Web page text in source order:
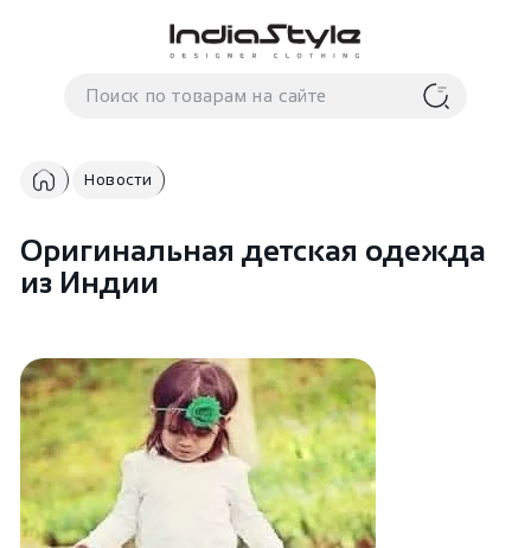
Корзина
В корзиненеттоваров
Корзина покупок пуста..
Новости
Оригинальная детская одежда
из Индии